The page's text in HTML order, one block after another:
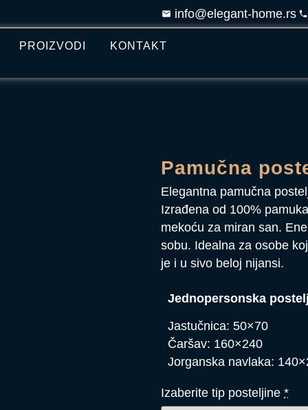
info@elegant-home.rs
PROIZVODI KONTAKT
Pamučna
Elegantna pamučna
Izrađena od 100%
mekoću za miran san.
sobu. Idealna za osobe
je i u sivo beloj nijansi.
Jednopersonska
Jastučnica: 50×70
Čaršav: 160×240
Jorganska navlaka:
Izaberite tip posteljine *